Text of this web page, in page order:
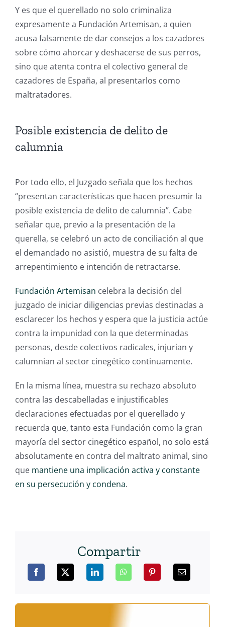
Y es que el querellado no solo criminaliza
expresamente a Fundación Artemisan, a quien
acusa falsamente de dar consejos a los cazadores
sobre cómo ahorcar y deshacerse de sus perros,
sino que atenta contra el colectivo general de
cazadores de España, al presentarlos como
maltratadores.
Posible existencia de delito de
calumnia
Por todo ello, el Juzgado señala que los hechos
“presentan características que hacen presumir la
posible existencia de delito de calumnia”. Cabe
señalar que, previo a la presentación de la
querella, se celebró un acto de conciliación al que
el demandado no asistió, muestra de su falta de
arrepentimiento e intención de retractarse.
Fundación Artemisan celebra la decisión del
juzgado de iniciar diligencias previas destinadas a
esclarecer los hechos y espera que la justicia actúe
contra la impunidad con la que determinadas
personas, desde colectivos radicales, injurian y
calumnian al sector cinegético continuamente.
En la misma línea, muestra su rechazo absoluto
contra las descabelladas e injustificables
declaraciones efectuadas por el querellado y
recuerda que, tanto esta Fundación como la gran
mayoría del sector cinegético español, no solo está
absolutamente en contra del maltrato animal, sino
que mantiene una implicación activa y constante
en su persecución y condena.
Compartir